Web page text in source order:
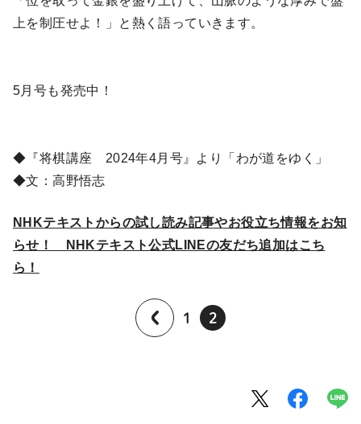
上を制圧せよ！」と熱く語っていきます。
5月号も発売中！
◆『将棋講座 2024年4月号』より「わが道をゆく」
◆文：高野悟志
NHKテキストからの試し読み記事やお役立ち情報をお知
らせ！ NHKテキスト公式LINEの友だち追加はこち
ら！
1 2